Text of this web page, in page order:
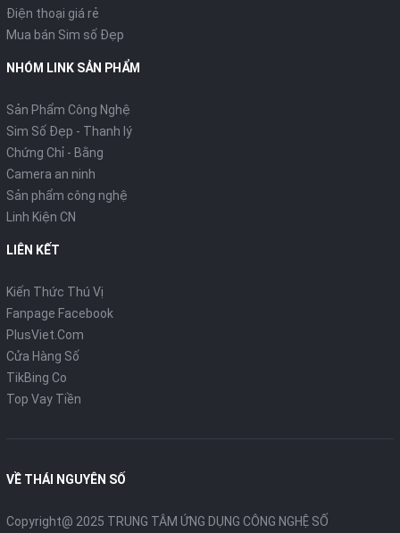
Điện thoại giá rẻ
Mua bán Sim số Đẹp
NHÓM LINK SẢN PHẨM
Sản Phẩm Công Nghệ
Sim Số Đẹp - Thanh lý
Chứng Chỉ - Bằng
Camera an ninh
Sản phẩm công nghệ
Linh Kiện CN
LIÊN KẾT
Kiến Thức Thú Vị
Fanpage Facebook
PlusViet.Com
Cửa Hàng Số
TikBing Co
Top Vay Tiền
VỀ THÁI NGUYÊN SỐ
Copyright@ 2025 TRUNG TÂM ỨNG DỤNG CÔNG NGHỆ SỐ